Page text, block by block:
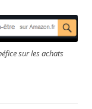
sur les achats